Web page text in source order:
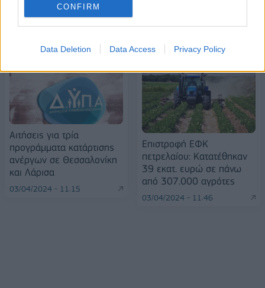
CONFIRM
Data Deletion Data Access Privacy Policy
ΠΕΡΙΣΣΌΤΕΡΑ ΣΕ ΑΥΤΉ ΤΗΝ ΚΑΤΗΓΟΡΊΑ
Αιτήσεις για τρία
προγράμματα κατάρτισης
ανέργων σε Θεσσαλονίκη
και Λάρισα
03/04/2024 - 11:15
Επιστροφή ΕΦΚ
πετρελαίου: Κατατέθηκαν
39 εκατ. ευρώ σε πάνω
από 307.000 αγρότες
03/04/2024 - 11:46